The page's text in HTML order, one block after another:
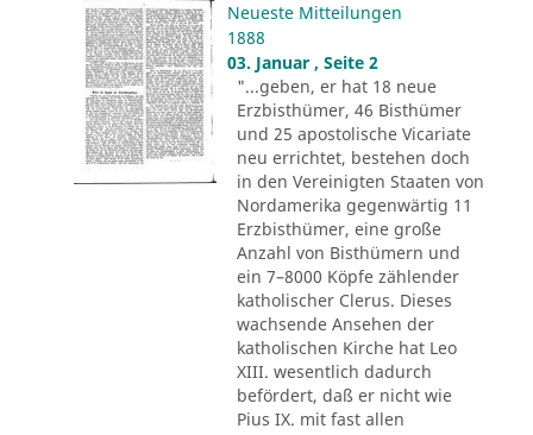
Neueste Mitteilungen
1888
03. Januar , Seite 2
"...geben, er hat 18 neue
Erzbisthümer, 46 Bisthümer
und 25 apostolische Vicariate
neu errichtet, bestehen doch
in den Vereinigten Staaten von
Nordamerika gegenwärtig 11
Erzbisthümer, eine große
Anzahl von Bisthümern und
ein 7–8000 Köpfe zählender
katholischer Clerus. Dieses
wachsende Ansehen der
katholischen Kirche hat Leo
XIII. wesentlich dadurch
befördert, daß er nicht wie
Pius IX. mit fast allen